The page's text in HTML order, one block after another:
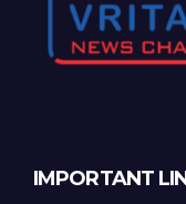
IMPORTANT